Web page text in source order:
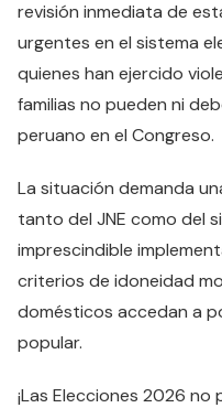
revisión inmediata de
urgentes en el sistema
quienes han ejercido
familias no pueden ni
peruano en el Congreso.
La situación demanda
tanto del JNE como del
imprescindible
criterios de idoneidad
domésticos accedan a
popular.
¡Las Elecciones 2026